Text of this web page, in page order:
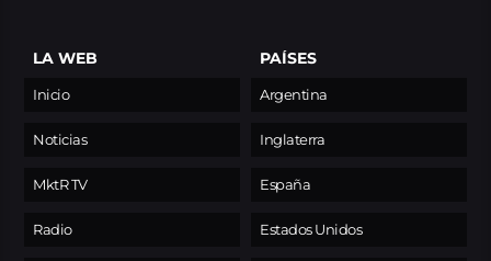
LA WEB
Inicio
Noticias
MktR TV
Radio
PAÍSES
Argentina
Inglaterra
España
Estados Unidos